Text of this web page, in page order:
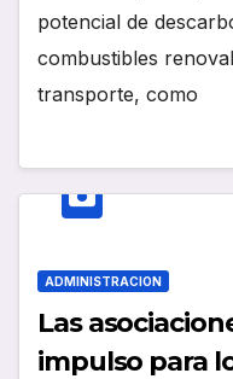
potencial de
combustibles
transporte, como
ADMINISTRACION
Las
impulso para